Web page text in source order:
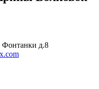
Фонтанки д.8